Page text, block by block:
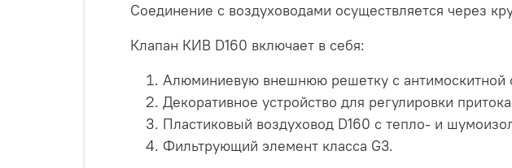
Соединение с воздуховодами осуществляется через
Клапан КИВ D160 включает в себя:
Алюминиевую внешнюю решетку с антимоскитной
Декоративное устройство для регулировки
Пластиковый воздуховод D160 с тепло- и
Фильтрующий элемент класса G3.